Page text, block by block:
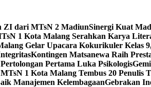
ZI dari MTsN 2 MadiunSinergi Kuat
1 Kota Malang Serahkan Karya
Gelar Upacara Kokurikuler Kelas
Kontingen Matsanewa Raih
Pertama Luka Psikologis
1 Kota Malang Tembus 20 Penulis
Manajemen KelembagaanGebrakan